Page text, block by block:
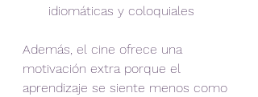
idiomáticas y coloquiales
Además, el cine ofrece una
motivación extra porque el
aprendizaje se siente menos como